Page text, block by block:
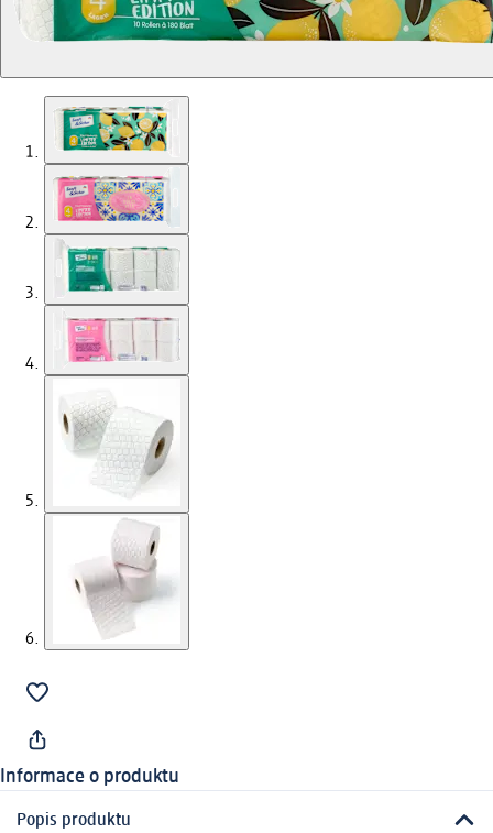
Informace o produktu
Popis produktu